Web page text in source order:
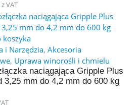
z VAT
koszyka
i Narzędzia, Akcesoria
, Uprawa winorośli i chmielu
naciągająca Gripple Plus
3,25 mm do 4,2 mm do 600 kg